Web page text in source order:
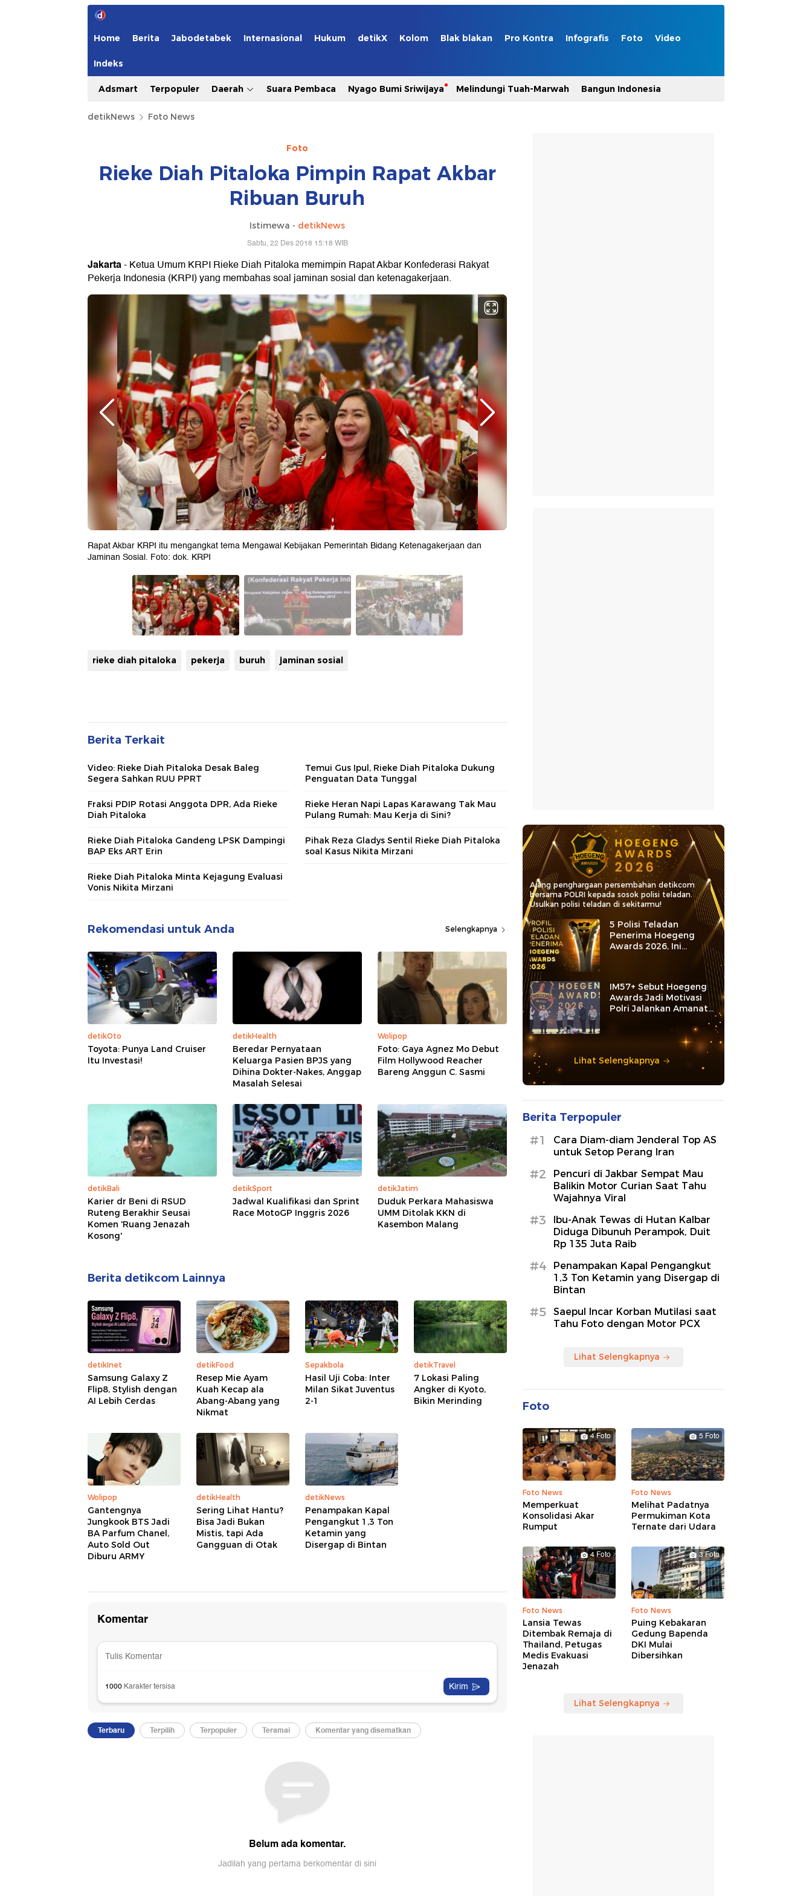
Home Berita Jabodetabek Internasional Hukum detikX Kolom Blak blakan Pro Kontra Infografis Foto Video
Indeks
Adsmart Terpopuler Daerah Suara Pembaca Nyago Bumi Sriwijaya Melindungi Tuah-Marwah Bangun Indonesia
detikNews Foto News
Foto
Rieke Diah Pitaloka Pimpin Rapat Akbar
Ribuan Buruh
Istimewa - detikNews
Sabtu, 22 Des 2018 15:18 WIB
Jakarta- Ketua Umum KRPI Rieke Diah Pitaloka memimpin Rapat Akbar Konfederasi Rakyat
Pekerja Indonesia (KRPI) yang membahas soal jaminan sosial dan ketenagakerjaan.
Rapat Akbar KRPI itu mengangkat tema Mengawal Kebijakan Pemerintah Bidang Ketenagakerjaan dan
Jaminan Sosial. Foto: dok. KRPI
rieke diah pitaloka pekerja buruh jaminan sosial
Berita Terkait
Video: Rieke Diah Pitaloka Desak Baleg
Segera Sahkan RUU PPRT
Temui Gus Ipul, Rieke Diah Pitaloka Dukung
Penguatan Data Tunggal
Fraksi PDIP Rotasi Anggota DPR, Ada Rieke
Diah Pitaloka
Rieke Heran Napi Lapas Karawang Tak Mau
Pulang Rumah: Mau Kerja di Sini?
Rieke Diah Pitaloka Gandeng LPSK Dampingi
BAP Eks ART Erin
Pihak Reza Gladys Sentil Rieke Diah Pitaloka
soal Kasus Nikita Mirzani
Rieke Diah Pitaloka Minta Kejagung Evaluasi
Vonis Nikita Mirzani
Rekomendasi untuk Anda Selengkapnya
detikOto
Toyota: Punya Land Cruiser
Itu Investasi!
detikHealth
Beredar Pernyataan
Keluarga Pasien BPJS yang
Dihina Dokter-Nakes, Anggap
Masalah Selesai
Wolipop
Foto: Gaya Agnez Mo Debut
Film Hollywood Reacher
Bareng Anggun C. Sasmi
detikBali
Karier dr Beni di RSUD
Ruteng Berakhir Seusai
Komen 'Ruang Jenazah
Kosong'
detikSport
Jadwal Kualifikasi dan Sprint
Race MotoGP Inggris 2026
detikJatim
Duduk Perkara Mahasiswa
UMM Ditolak KKN di
Kasembon Malang
Berita detikcom Lainnya
detikInet
Samsung Galaxy Z
Flip8, Stylish dengan
AI Lebih Cerdas
detikFood
Resep Mie Ayam
Kuah Kecap ala
Abang-Abang yang
Nikmat
Sepakbola
Hasil Uji Coba: Inter
Milan Sikat Juventus
2-1
detikTravel
7 Lokasi Paling
Angker di Kyoto,
Bikin Merinding
Wolipop
Gantengnya
Jungkook BTS Jadi
BA Parfum Chanel,
Auto Sold Out
Diburu ARMY
detikHealth
Sering Lihat Hantu?
Bisa Jadi Bukan
Mistis, tapi Ada
Gangguan di Otak
detikNews
Penampakan Kapal
Pengangkut 1,3 Ton
Ketamin yang
Disergap di Bintan
Ajang penghargaan persembahan detikcom
bersama POLRI kepada sosok polisi teladan.
Usulkan polisi teladan di sekitarmu!
5 Polisi Teladan
Penerima Hoegeng
Awards 2026, Ini
Kategori dan Kiprahnya
IM57+ Sebut Hoegeng
Awards Jadi Motivasi
Polri Jalankan Amanat
Lihat Selengkapnya
Berita Terpopuler
#1
Cara Diam-diam Jenderal Top AS
untuk Setop Perang Iran
#2
Pencuri di Jakbar Sempat Mau
Balikin Motor Curian Saat Tahu
Wajahnya Viral
#3
Ibu-Anak Tewas di Hutan Kalbar
Diduga Dibunuh Perampok, Duit
Rp 135 Juta Raib
#4
Penampakan Kapal Pengangkut
1,3 Ton Ketamin yang Disergap di
Bintan
#5
Saepul Incar Korban Mutilasi saat
Tahu Foto dengan Motor PCX
Lihat Selengkapnya
Foto
4 Foto
Foto News
Memperkuat
Konsolidasi Akar
Rumput
5 Foto
Foto News
Melihat Padatnya
Permukiman Kota
Ternate dari Udara
4 Foto
Foto News
Lansia Tewas
Ditembak Remaja di
Thailand, Petugas
Medis Evakuasi
Jenazah
3 Foto
Foto News
Puing Kebakaran
Gedung Bapenda
DKI Mulai
Dibersihkan
Lihat Selengkapnya